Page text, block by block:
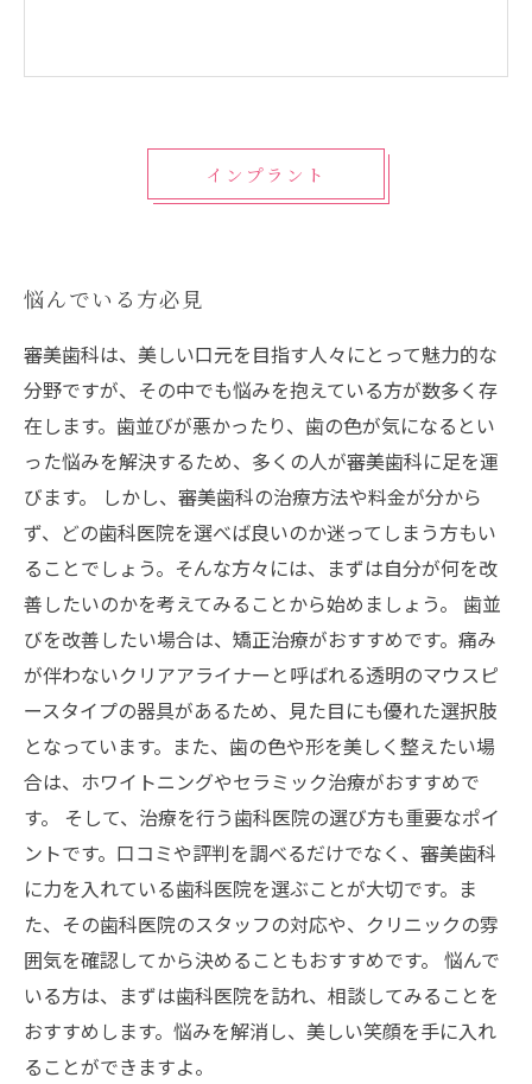
インプラント
悩んでいる方必見
審美歯科は、美しい口元を目指す人々にとって魅力的な
分野ですが、その中でも悩みを抱えている方が数多く存
在します。歯並びが悪かったり、歯の色が気になるとい
った悩みを解決するため、多くの人が審美歯科に足を運
びます。 しかし、審美歯科の治療方法や料金が分から
ず、どの歯科医院を選べば良いのか迷ってしまう方もい
ることでしょう。そんな方々には、まずは自分が何を改
善したいのかを考えてみることから始めましょう。 歯並
びを改善したい場合は、矯正治療がおすすめです。痛み
が伴わないクリアアライナーと呼ばれる透明のマウスピ
ースタイプの器具があるため、見た目にも優れた選択肢
となっています。また、歯の色や形を美しく整えたい場
合は、ホワイトニングやセラミック治療がおすすめで
す。 そして、治療を行う歯科医院の選び方も重要なポイ
ントです。口コミや評判を調べるだけでなく、審美歯科
に力を入れている歯科医院を選ぶことが大切です。ま
た、その歯科医院のスタッフの対応や、クリニックの雰
囲気を確認してから決めることもおすすめです。 悩んで
いる方は、まずは歯科医院を訪れ、相談してみることを
おすすめします。悩みを解消し、美しい笑顔を手に入れ
ることができますよ。